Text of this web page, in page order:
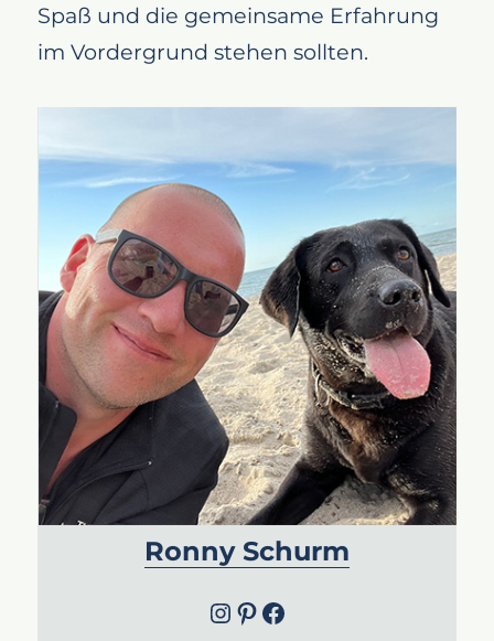
Spaß und die gemeinsame Erfahrung
im Vordergrund stehen sollten.
Ronny Schurm
Instagram
Pinterest
Facebook